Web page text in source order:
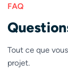
FAQ
Tout ce que
projet.